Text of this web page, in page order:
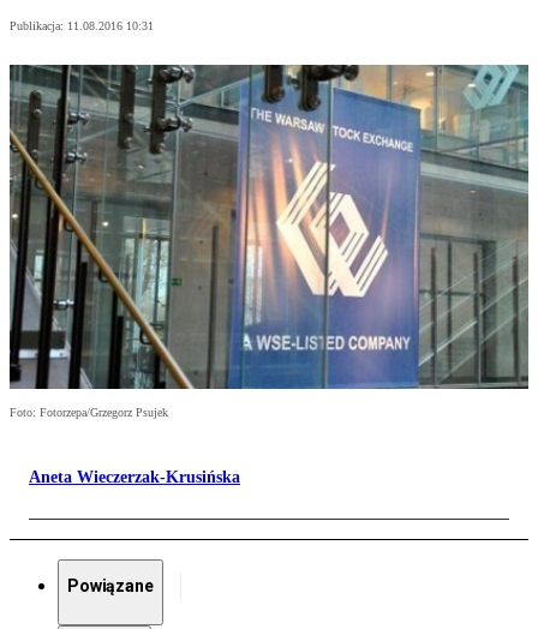
Publikacja: 11.08.2016 10:31
Foto: Fotorzepa/Grzegorz Psujek
Aneta Wieczerzak-Krusińska
Powiązane